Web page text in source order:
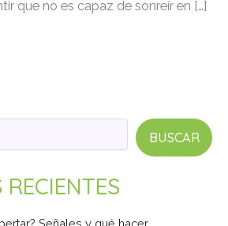
que no es capaz de sonreír en […]
BUSCAR